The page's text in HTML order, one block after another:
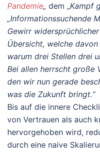
Pandemie„ dem „Kampf
„Informationssuchende
Gewirr
Übersicht, welche
warum drei Stellen drei
Bei allen herrscht große
den wir nun gerade
was die Zukunft bringt.“
Bis auf die innere
von Vertrauen als auch
hervorgehoben wird,
durch eine naive